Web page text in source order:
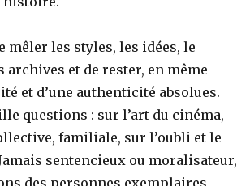
mêler les styles, les idées, le
et de rester, en même
et d’une authenticité absolues.
questions : sur l’art du cinéma,
familiale, sur l’oubli et le
sentencieux ou moralisateur,